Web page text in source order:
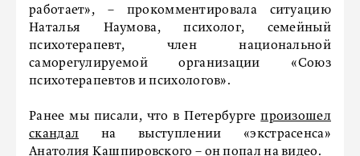
работает», – прокомментировала ситуацию
Наталья Наумова, психолог, семейный
психотерапевт, член национальной
саморегулируемой организации «Союз
психотерапевтов и психологов».
Ранее мы писали, что в Петербургепроизошел
скандал на выступлении «экстрасенса»
Анатолия Кашпировского – он попал на видео.